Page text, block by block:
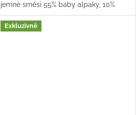
jemné směsi 55% baby alpaky, 10%
extra jemné merino vlny a 35%...
Exkluzivně